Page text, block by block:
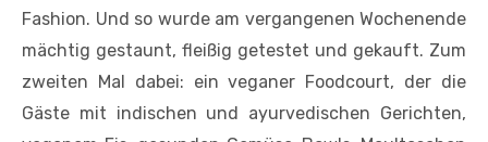
Fashion. Und so wurde am vergangenen Wochenende
mächtig gestaunt, fleißig getestet und gekauft. Zum
zweiten Mal dabei: ein veganer Foodcourt, der die
Gäste mit indischen und ayurvedischen Gerichten,